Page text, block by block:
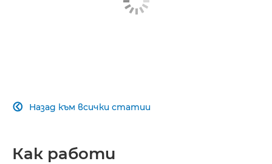
Назад към всички статии

Как работи